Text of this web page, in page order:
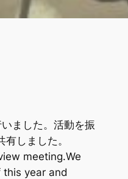
ました。活動を振
しました。
meeting.We
year and